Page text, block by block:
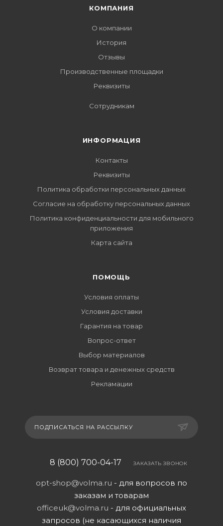
КОМПАНИЯ
О компании
История
Отзывы
Производственные площадки
Реквизиты
Сотрудникам
ИНФОРМАЦИЯ
Контакты
Реквизиты
Политика обработки персональных данных
Согласие на обработку персональных данных
Политика конфиденциальности для мобильного
приложения
Карта сайта
ПОМОЩЬ
Условия оплаты
Условия доставки
Гарантия на товар
Вопрос-ответ
Выбор материалов
Возврат товара и денежных средств
Рекламации
ПОДПИСАТЬСЯ НА РАССЫЛКУ
8 (800) 700-04-17 ЗАКАЗАТЬ ЗВОНОК
opt-shop@volma.ru - для вопросов по
заказам и товарам
officeuk@volma.ru - для официальных
запросов (не касающихся наличия